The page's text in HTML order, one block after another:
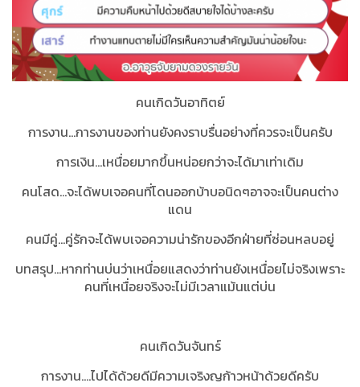
คนเกิดวันอาทิตย์
การงาน...การงานของท่านยังคงราบรื่นอย่างที่ควรจะเป็นครับ
การเงิน...เหนื่อยมากขึ้นหน่อยกว่าจะได้มาเท่าเดิม
คนโสด...จะได้พบเจอคนที่โดนออกบ้าบอนิดๆอาจจะเป็นคนต่าง
แดน
คนมีคู่...คู่รักจะได้พบเจอความน่ารักของอีกฝ่ายที่ซ่อนหลบอยู่
บทสรุป...หากท่านบ่นว่าเหนื่อยแสดงว่าท่านยังเหนื่อยไม่จริงเพราะ
คนที่เหนื่อยจริงจะไม่มีเวลาแม้นแต่บ่น
คนเกิดวันจันทร์
การงาน....ไปได้ด้วยดีมีความเจริงญก้าวหน้าด้วยดีครับ